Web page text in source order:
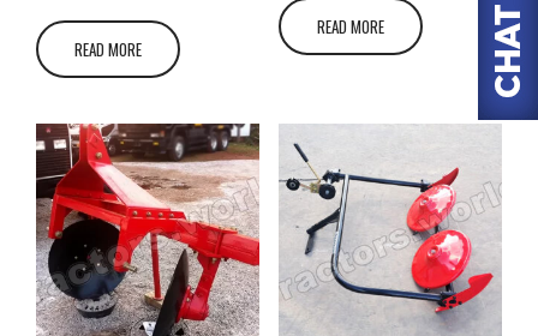
READ MORE
READ MORE